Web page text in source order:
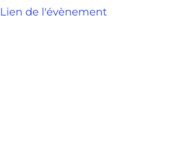
Lien de l'évènement